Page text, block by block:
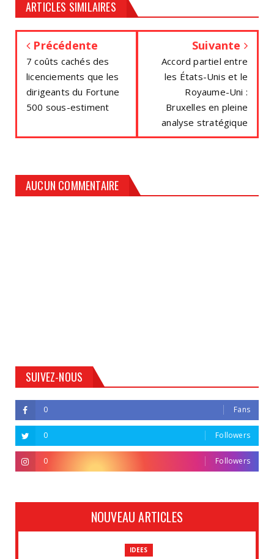
ARTICLES SIMILAIRES
Précédente
7 coûts cachés des
licenciements que les
dirigeants du Fortune
500 sous-estiment
Suivante
Accord partiel entre
les États-Unis et le
Royaume-Uni :
Bruxelles en pleine
analyse stratégique
AUCUN COMMENTAIRE
SUIVEZ-NOUS
0 Fans
0 Followers
0 Followers
NOUVEAU ARTICLES
IDEES